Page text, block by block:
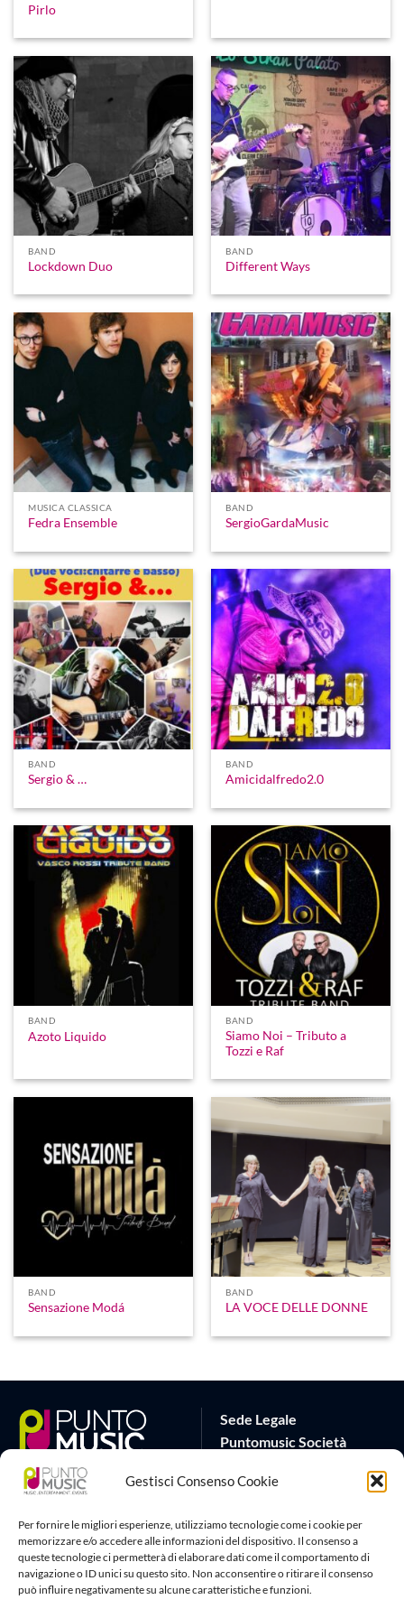
Gestisci Consenso Cookie
Per fornire le migliori esperienze, utilizziamo tecnologie come i cookie per
memorizzare e/o accedere alle informazioni del dispositivo. Il consenso a
queste tecnologie ci permetterà di elaborare dati come il comportamento di
navigazione o ID unici su questo sito. Non acconsentire o ritirare il consenso
può influire negativamente su alcune caratteristiche e funzioni.
Pirlo
BAND
Lockdown Duo
BAND
Different Ways
MUSICA CLASSICA
Fedra Ensemble
BAND
SergioGardaMusic
BAND
Sergio & …
BAND
Amicidalfredo2.0
BAND
Azoto Liquido
BAND
Siamo Noi – Tributo a
Tozzi e Raf
BAND
Sensazione Modá
BAND
LA VOCE DELLE DONNE
Sede Legale
Puntomusic Società
Via G.B. Rota 17
P.IVA 03795620982
Sede Operativa
via G.Puccini 22
Artlife Cloud